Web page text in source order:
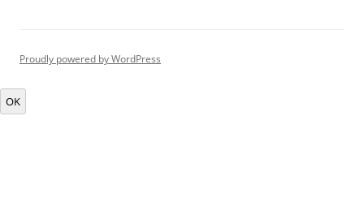
Proudly powered by WordPress
OK